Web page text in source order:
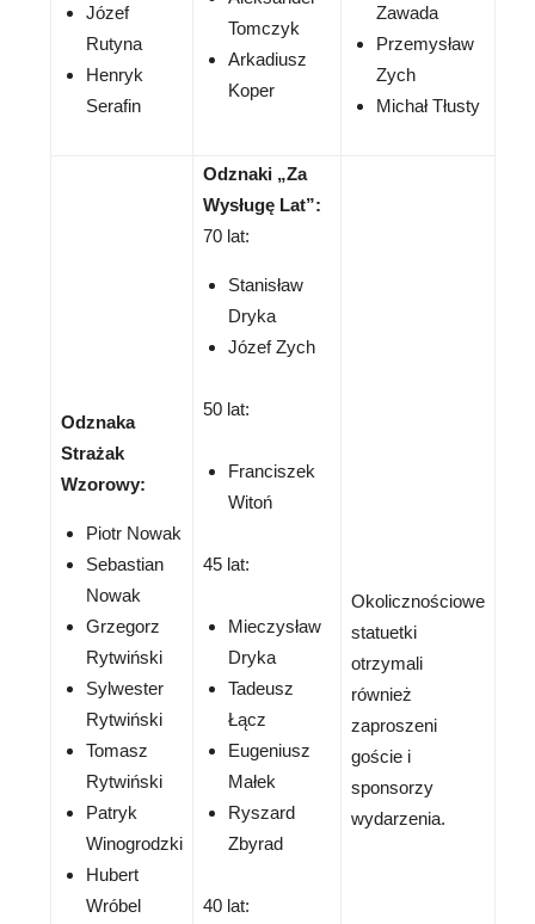
Józef
Rutyna
Henryk
Serafin
Tomczyk
Arkadiusz
Koper
Zawada
Przemysław
Zych
Michał Tłusty
Odznaka
Strażak
Wzorowy:
Piotr Nowak
Sebastian
Nowak
Grzegorz
Rytwiński
Sylwester
Rytwiński
Tomasz
Rytwiński
Patryk
Winogrodzki
Hubert
Wróbel
Odznaki „Za
Wysługę Lat”:
70 lat:
Stanisław
Dryka
Józef Zych
50 lat:
Franciszek
Witoń
45 lat:
Mieczysław
Dryka
Tadeusz
Łącz
Eugeniusz
Małek
Ryszard
Zbyrad
40 lat:
Okolicznościowe
statuetki
otrzymali
również
zaproszeni
goście i
sponsorzy
wydarzenia.